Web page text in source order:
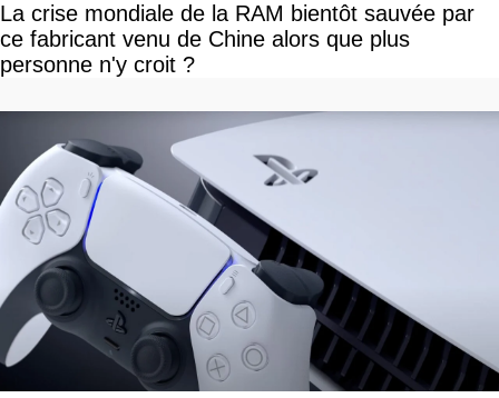
La crise mondiale de la RAM bientôt sauvée par
ce fabricant venu de Chine alors que plus
personne n'y croit ?